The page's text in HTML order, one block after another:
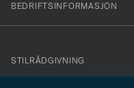
BEDRIFTSINFORMASJON
info@careofcarl.no
STILRÅDGIVNING